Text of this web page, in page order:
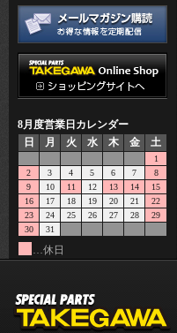
8月度営業日カレンダー
日
月 火 水 木 金 土
1
2
3 4 5 6 7
8
9
10 11 12 13 14
15
16
17 18 19 20 21
22
23
24 25 26 27 28
29
30
31
…休日